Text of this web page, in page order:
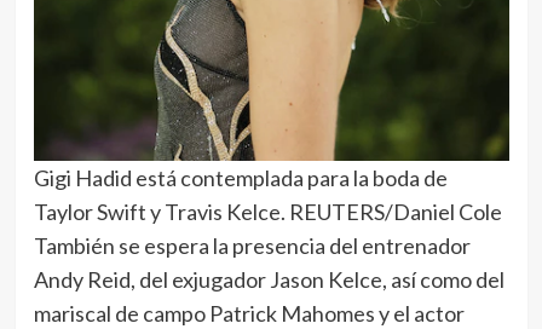
Gigi Hadid está contemplada para la boda de
Taylor Swift y Travis Kelce. REUTERS/Daniel Cole
También se espera la presencia del entrenador
Andy Reid, del exjugador Jason Kelce, así como del
mariscal de campo Patrick Mahomes y el actor